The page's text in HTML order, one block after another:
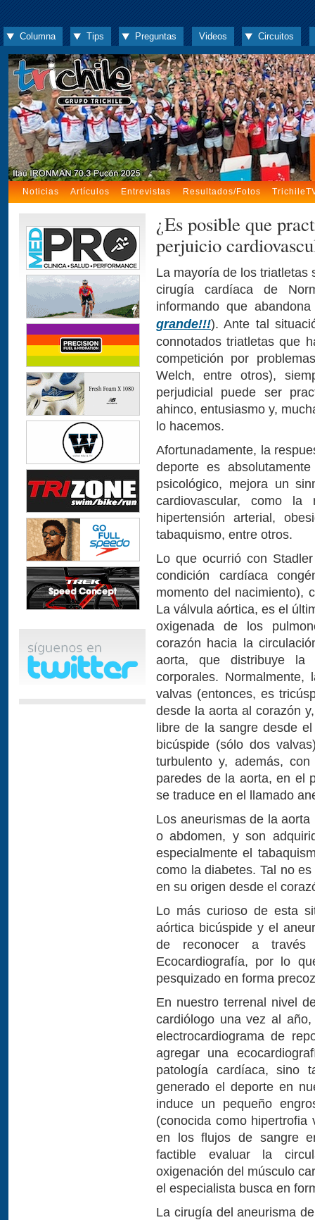
Columna Tips Preguntas Videos Circuitos
Noticias Artículos Entrevistas Resultados/Fotos
¿Es posible que
perjuicio
La mayoría de los triatletas
cirugía cardíaca de
informando que
grande!!!). Ante tal
connotados triatletas que
competición por
Welch, entre otros),
perjudicial puede ser
ahinco, entusiasmo y,
lo hacemos.
Afortunadamente, la
deporte es
psicológico, mejora un
cardiovascular, como
hipertensión arterial,
tabaquismo, entre otros.
Lo que ocurrió con
condición cardíaca
momento del nacimiento),
La válvula aórtica, es el
oxigenada de los
corazón hacia la
aorta, que distribuye la
corporales.
valvas (entonces, es
desde la aorta al corazón
libre de la sangre desde
bicúspide (sólo dos
turbulento y, además,
paredes de la aorta, en el
se traduce en el llamado
Los aneurismas de la
o abdomen, y son
especialmente el
como la diabetes. Tal no
en su origen desde el
Lo más curioso de esta
aórtica bicúspide y el
de reconocer a través
Ecocardiografía, por lo
pesquizado en forma
En nuestro terrenal nivel
cardiólogo una vez al
electrocardiograma de
agregar una
patología cardíaca, sino
generado el deporte en
induce un pequeño
(conocida como
en los flujos de sangre
factible evaluar la
oxigenación del músculo
el especialista busca en
La cirugía del aneurisma